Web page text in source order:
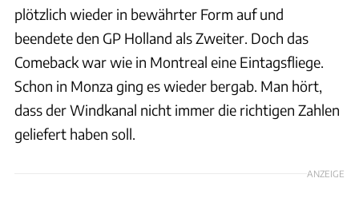
plötzlich wieder in bewährter Form auf und
beendete den GP Holland als Zweiter. Doch das
Comeback war wie in Montreal eine Eintagsfliege.
Schon in Monza ging es wieder bergab. Man hört,
dass der Windkanal nicht immer die richtigen Zahlen
geliefert haben soll.
ANZEIGE